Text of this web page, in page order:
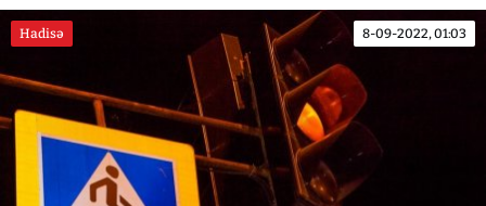
Hadisə 8-09-2022, 01:03